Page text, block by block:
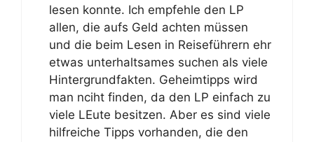
lesen konnte. Ich empfehle den LP
allen, die aufs Geld achten müssen
und die beim Lesen in Reiseführern ehr
etwas unterhaltsames suchen als viele
Hintergrundfakten. Geheimtipps wird
man nciht finden, da den LP einfach zu
viele LEute besitzen. Aber es sind viele
hilfreiche Tipps vorhanden, die den